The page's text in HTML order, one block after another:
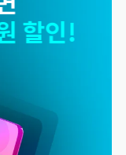
할인!